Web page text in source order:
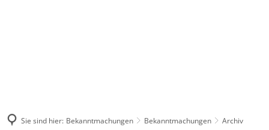
Sie sind hier: Bekanntmachungen Bekanntmachungen
Archiv